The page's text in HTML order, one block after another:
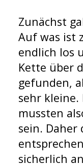
Zunächst
Auf was ist
endlich los
Kette über
gefunden,
sehr kleine.
mussten
sein. Daher
sicherlich